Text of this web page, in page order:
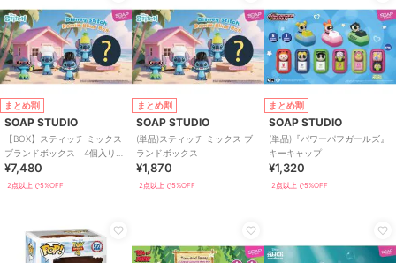
まとめ割
SOAP STUDIO
【BOX】スティッチ ミックス
ブランドボックス 4個入り
BOX
¥7,480
2点以上で5%OFF
まとめ割
SOAP STUDIO
(単品)スティッチ ミックス ブ
ランドボックス
¥1,870
2点以上で5%OFF
まとめ割
SOAP STUDIO
(単品)『パワーパフガールズ』
キーキャップ
¥1,320
2点以上で5%OFF